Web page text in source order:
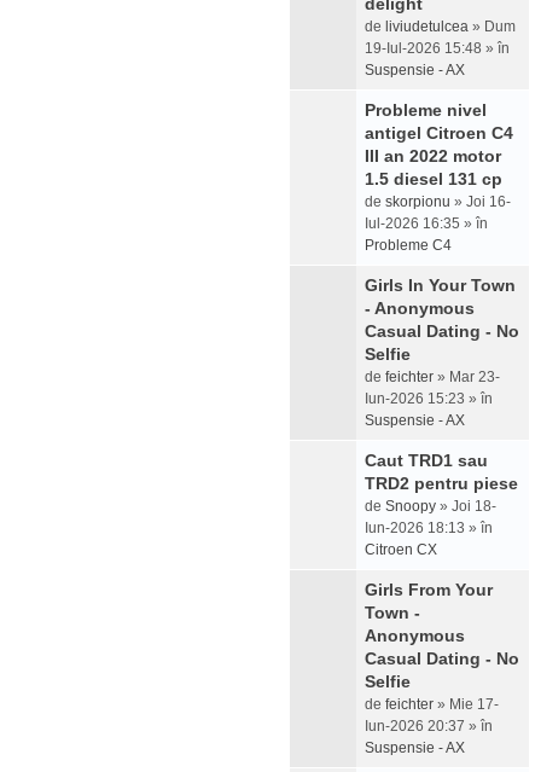
delight
de liviudetulcea » Dum
19-Iul-2026 15:48 » în
Suspensie - AX
Probleme nivel
antigel Citroen C4
III an 2022 motor
1.5 diesel 131 cp
de skorpionu » Joi 16-
Iul-2026 16:35 » în
Probleme C4
Girls In Your Town
- Anonymous
Casual Dating - No
Selfie
de feichter » Mar 23-
Iun-2026 15:23 » în
Suspensie - AX
Caut TRD1 sau
TRD2 pentru piese
de Snoopy » Joi 18-
Iun-2026 18:13 » în
Citroen CX
Girls From Your
Town -
Anonymous
Casual Dating - No
Selfie
de feichter » Mie 17-
Iun-2026 20:37 » în
Suspensie - AX